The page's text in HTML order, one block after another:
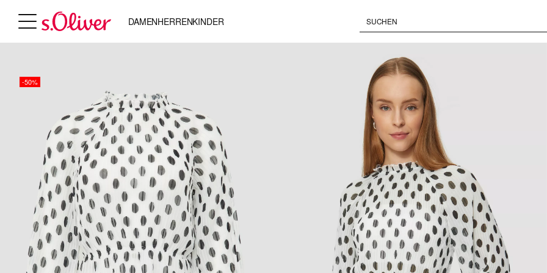
DAMENHERRENKINDER
-50%